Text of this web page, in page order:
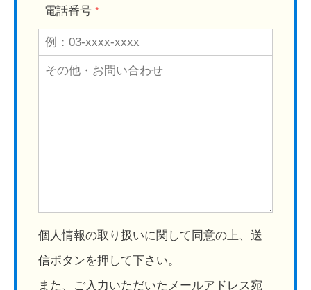
電話番号 *
個人情報の取り扱いに関して同意の上、送
信ボタンを押して下さい。
また、ご入力いただいたメールアドレス宛